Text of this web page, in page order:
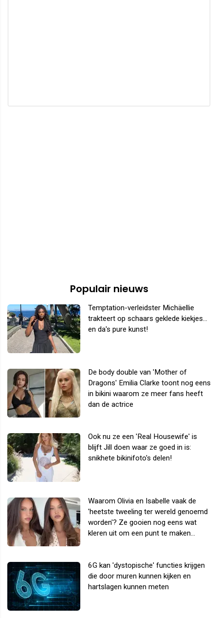
Populair nieuws
Temptation-verleidster Michäellie
trakteert op schaars geklede kiekjes...
en da's pure kunst!
De body double van 'Mother of
Dragons' Emilia Clarke toont nog eens
in bikini waarom ze meer fans heeft
dan de actrice
Ook nu ze een 'Real Housewife' is
blijft Jill doen waar ze goed in is:
snikhete bikinifoto's delen!
Waarom Olivia en Isabelle vaak de
'heetste tweeling ter wereld genoemd
worden'? Ze gooien nog eens wat
kleren uit om een punt te maken...
6G kan 'dystopische' functies krijgen
die door muren kunnen kijken en
hartslagen kunnen meten